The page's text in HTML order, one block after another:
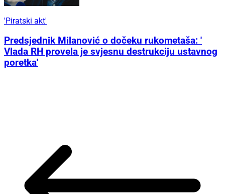
'Piratski akt'
Predsjednik Milanović o dočeku rukometaša: '
Vlada RH provela je svjesnu destrukciju ustavnog
poretka'